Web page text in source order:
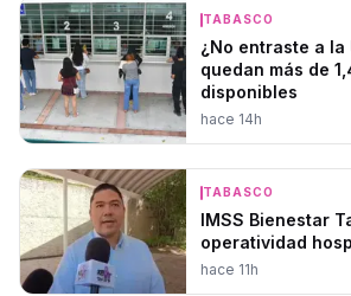
TABASCO
¿No entraste a la
quedan más de
disponibles
hace 14h
TABASCO
IMSS Bienestar
operatividad
hace 11h